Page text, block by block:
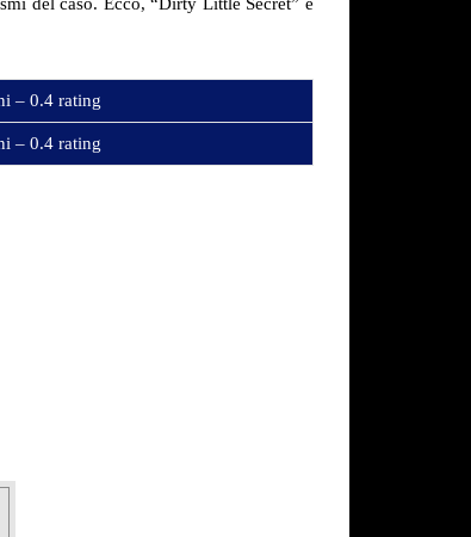
– 0.4 rating
– 0.4 rating